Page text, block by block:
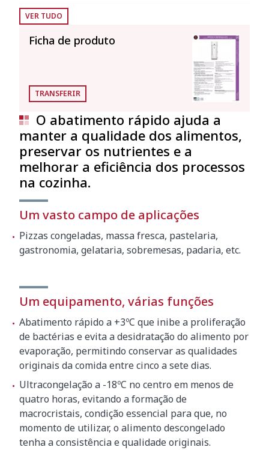
Dimensões internas: 750 mm x 878 mm x
1920 mm (Volume interior: 1.26 l)
Largura
Profundidade
1333 mm
Altura
2450 mm
Peso líquido
Dimensões da embalagem
2560 x 1000 x 1580 mm
Peso bruto
480 kg
VER TUDO
Ficha de produto
TRANSFERIR
O abatimento rápido ajuda a
manter a qualidade dos alimentos,
preservar os nutrientes e a
melhorar a eficiência dos processos
na cozinha.
Um vasto campo de aplicações
Pizzas congeladas, massa fresca, pastelaria,
gastronomia, gelataria, sobremesas, padaria, etc.
Um equipamento, várias funções
Abatimento rápido a +3ºC que inibe a proliferação
de bactérias e evita a desidratação do alimento por
evaporação, permitindo conservar as qualidades
originais da comida entre cinco a sete dias.
Ultracongelação a -18ºC no centro em menos de
quatro horas, evitando a formação de
macrocristais, condição essencial para que, no
momento de utilizar, o alimento descongelado
tenha a consistência e qualidade originais.